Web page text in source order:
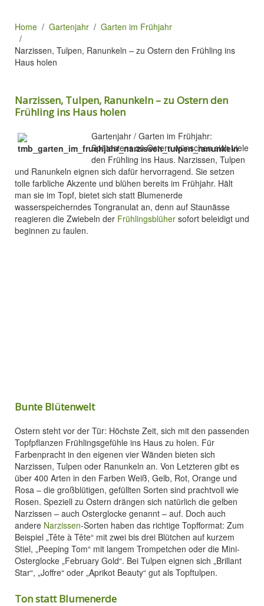
Home Gartenjahr
Garten im Frühjahr
Narzissen, Tulpen, Ranunkeln – zu Ostern den Frühling ins
Haus holen
Narzissen, Tulpen, Ranunkeln – zu Ostern den
Frühling ins Haus holen
Gartenjahr / Garten im Frühjahr:
Spätestens zu Ostern wünschen sich viele
den Frühling ins Haus. Narzissen, Tulpen
und Ranunkeln eignen sich dafür hervorragend. Sie setzen
tolle farbliche Akzente und blühen bereits im Frühjahr. Hält
man sie im Topf, bietet sich statt Blumenerde
wasserspeicherndes Tongranulat an, denn auf Staunässe
reagieren die Zwiebeln der Frühlingsblüher sofort beleidigt und
beginnen zu faulen.
Bunte Blütenwelt
Ostern steht vor der Tür: Höchste Zeit, sich mit den passenden
Topfpflanzen Frühlingsgefühle ins Haus zu holen. Für
Farbenpracht in den eigenen vier Wänden bieten sich
Narzissen, Tulpen oder Ranunkeln an. Von Letzteren gibt es
über 400 Arten in den Farben Weiß, Gelb, Rot, Orange und
Rosa – die großblütigen, gefüllten Sorten sind prachtvoll wie
Rosen. Speziell zu Ostern drängen sich natürlich die gelben
Narzissen – auch Osterglocke genannt – auf. Doch auch
andere Narzissen-Sorten haben das richtige Topfformat: Zum
Beispiel „Tête à Tête“ mit zwei bis drei Blütchen auf kurzem
Stiel, „Peeping Tom“ mit langem Trompetchen oder die Mini-
Osterglocke „February Gold“. Bei Tulpen eignen sich „Brillant
Star“, „Joffre“ oder „Aprikot Beauty“ gut als Topftulpen.
Ton statt Blumenerde